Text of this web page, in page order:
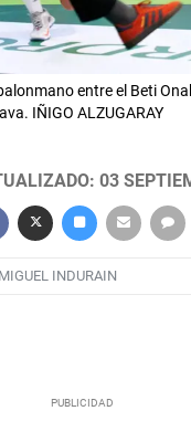
entre el Beti
IÑIGO ALZUGARAY
03
MIGUEL INDURAIN